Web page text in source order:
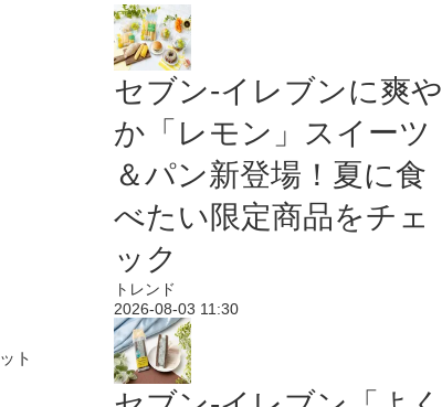
ト
セブン‐イレブンに爽や
か「レモン」スイーツ
＆パン新登場！夏に食
べたい限定商品をチェ
ック
トレンド
2026-08-03 11:30